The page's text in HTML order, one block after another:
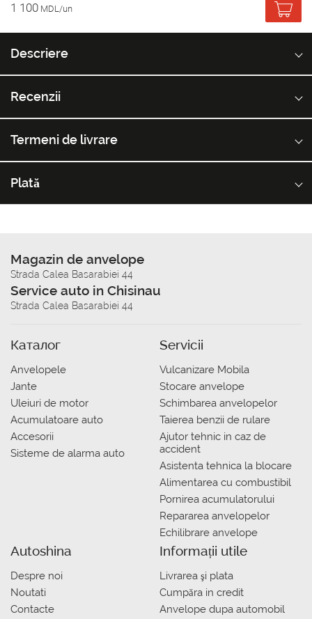
1 100 MDL/un
Descriere
Recenzii
Termeni de livrare
Plată
Magazin de anvelope
Strada Calea Basarabiei 44
Service auto in Chisinau
Strada Calea Basarabiei 44
Каталог
Anvelopele
Jante
Uleiuri de motor
Acumulatoare auto
Accesorii
Sisteme de alarma auto
Servicii
Vulcanizare Mobila
Stocare anvelope
Schimbarea anvelopelor
Taierea benzii de rulare
Ajutor tehnic in caz de
accident
Asistenta tehnica la blocare
Alimentarea cu combustibil
Pornirea acumulatorului
Repararea anvelopelor
Echilibrare anvelope
Autoshina
Despre noi
Noutati
Contacte
Informații utile
Livrarea şi plata
Сumpăra in credit
Anvelope dupa automobil